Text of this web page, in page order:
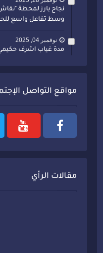
نجاح بارز لمحطة
وسط تفاعل واسع
نوفمبر 04, 2025
مدة غياب اشرف حكيمي
مواقع التواصل
مقالات الرأي